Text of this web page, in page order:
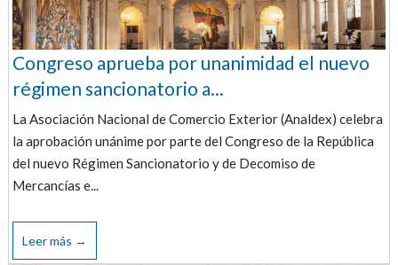
Congreso aprueba por unanimidad el nuevo
régimen sancionatorio a...
La Asociación Nacional de Comercio Exterior (Analdex) celebra
la aprobación unánime por parte del Congreso de la República
del nuevo Régimen Sancionatorio y de Decomiso de
Mercancías e...
Leer más →